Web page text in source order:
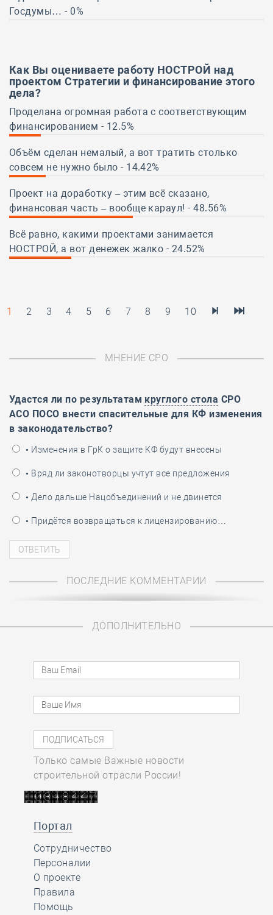
Госдумы… - 0%
Как Вы оцениваете работу НОСТРОЙ над
проектом Стратегии и финансирование этого
дела?
Проделана огромная работа с соответствующим
финансированием - 12.5%
Объём сделан немалый, а вот тратить столько
совсем не нужно было - 14.42%
Проект на доработку – этим всё сказано,
финансовая часть – вообще караул! - 48.56%
Всё равно, какими проектами занимается
НОСТРОЙ, а вот денежек жалко - 24.52%
1 2 3 4 5 6 7 8 9 10
МНЕНИЕ СРО
Удастся ли по результатам круглого стола СРО
АСО ПОСО внести спасительные для КФ изменения
в законодательство?
• Изменения в ГрК о защите КФ будут внесены
• Вряд ли законотворцы учтут все предложения
• Дело дальше Нацобъединений и не двинется
• Придётся возвращаться к лицензированию…
ПОСЛЕДНИЕ КОММЕНТАРИИ
ДОПОЛНИТЕЛЬНО
Только самые Важные новости
строительной отрасли России!
Портал
Сотрудничество
Персоналии
О проекте
Правила
Помощь